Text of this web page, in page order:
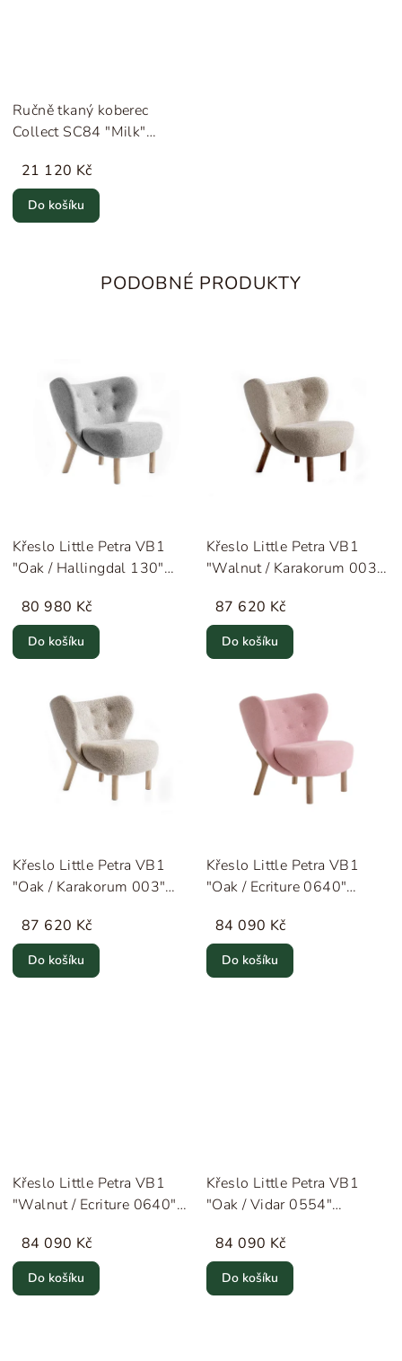
Ručně tkaný koberec
Collect SC84 "Milk"
21 120 Kč
Do košíku
PODOBNÉ PRODUKTY
Křeslo Little Petra VB1
"Oak / Hallingdal 130"
80 980 Kč
Do košíku
Křeslo Little Petra VB1
"Walnut / Karakorum 003"
87 620 Kč
Do košíku
Křeslo Little Petra VB1
"Oak / Karakorum 003"
87 620 Kč
Do košíku
Křeslo Little Petra VB1
"Oak / Ecriture 0640"
84 090 Kč
Do košíku
Křeslo Little Petra VB1
"Walnut / Ecriture 0640"
84 090 Kč
Do košíku
Křeslo Little Petra VB1
"Oak / Vidar 0554"
84 090 Kč
Do košíku